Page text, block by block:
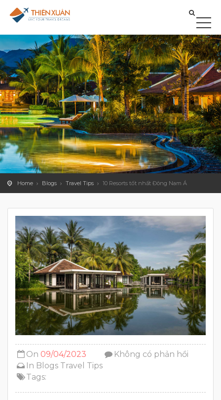
Home Blogs Travel Tips 10 Resorts tốt nhất Đông Nam Á
On 09/04/2023
In Blogs Travel Tips
Tags:
Không có phản hồi